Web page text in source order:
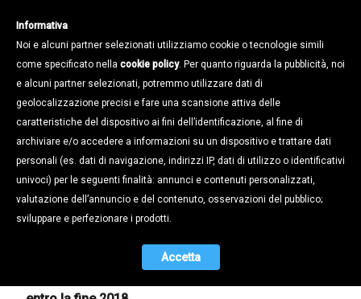
Prossima soppressione Sistema
Tracciabilità Rifiuti Sistri
22.11.2018
Si informano le Aziende interessate che i funzionari
del Ministero dell’Ambiente hanno ricordato
l’intenzione del Ministro Costa diporre fine al SISTRI
Informativa
Noi e alcuni partner selezionati utilizziamo cookie o tecnologie simili
come specificato nella cookie policy. Per quanto riguarda la pubblicità, noi
e alcuni partner selezionati, potremmo utilizzare dati di
geolocalizzazione precisi e fare una scansione attiva delle
caratteristiche del dispositivo ai fini dell’identificazione, al fine di
archiviare e/o accedere a informazioni su un dispositivo e trattare dati
personali (es. dati di navigazione, indirizzi IP, dati di utilizzo o identificativi
univoci) per le seguenti finalità: annunci e contenuti personalizzati,
valutazione dell’annuncio e del contenuto, osservazioni del pubblico;
sviluppare e perfezionare i prodotti.
Accetta